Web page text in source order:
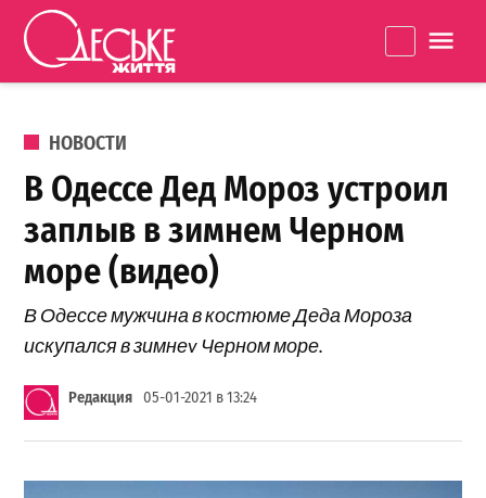
Перейти к содержанию
життя
ОПУБЛИКОВАНО В
НОВОСТИ
В Одессе Дед Мороз устроил
заплыв в зимнем Черном
море (видео)
В Одессе мужчина в костюме Деда Мороза
искупался в зимнеv Черном море.
Редакция 05-01-2021 в 13:24